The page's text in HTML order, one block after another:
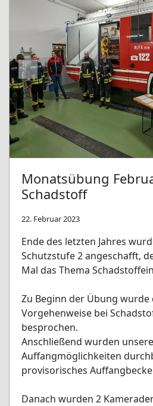
Previous
Monatsübung
Schadstoff
22. Februar 2023
Ende des letzten Jahres
Schutzstufe 2 angeschafft,
Mal das Thema
Zu Beginn der Übung
Vorgehenweise bei
besprochen.
Anschließend wurden
Auffangmöglichkeiten
provisorisches
Danach wurden 2